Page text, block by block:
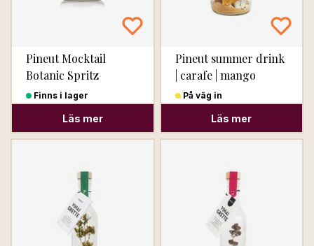
Pineut Mocktail
Botanic Spritz
Orange Balance
Finns i lager
Läs mer
Pineut summer drink
| carafe | mango
colada
På väg in
Läs mer